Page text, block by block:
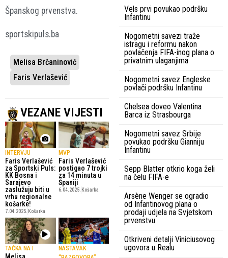
Španskog prvenstva.
sportskipuls.ba
Melisa Brčaninović
Faris Verlašević
VEZANE VIJESTI
INTERVJU
Faris Verlašević
za Sportski Puls:
KK Bosna i
Sarajevo
zaslužuju biti u
vrhu regionalne
košarke!
7.04.2025. Košarka
MVP
Faris Verlašević
postigao 7 trojki
za 14 minuta u
Španiji
6.04.2025. Košarka
TAČKA NA I
NASTAVAK
Vels prvi povukao podršku
Infantinu
Nogometni savezi traže
istragu i reformu nakon
povlačenja FIFA-inog plana o
privatnim ulaganjima
Nogometni savez Engleske
povlači podršku Infantinu
Chelsea doveo Valentina
Barca iz Strasbourga
Nogometni savez Srbije
povukao podršku Gianniju
Infantinu
Sepp Blatter otkrio koga želi
na čelu FIFA-e
Arsène Wenger se ogradio
od Infantinovog plana o
prodaji udjela na Svjetskom
prvenstvu
Otkriveni detalji Viniciusovog
ugovora u Realu